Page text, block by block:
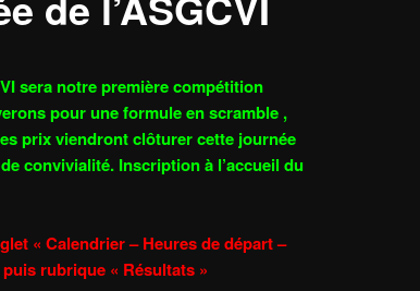
sera notrepremièrecompétition
pour une formule en scramble ,
prix viendrontclôturercette journée
convivialité. Inscription à l’accueil du
« Calendrier – Heures de départ –
rubrique « Résultats »